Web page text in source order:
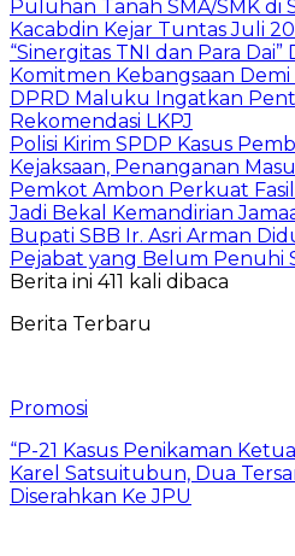
Puluhan Tanah SMA/SMK
Kacabdin Kejar Tuntas Juli
“Sinergitas TNI dan Para
Komitmen Kebangsaan Demi
DPRD Maluku Ingatkan
Rekomendasi LKPJ
Polisi Kirim SPDP Kasus
Kejaksaan, Penanganan
Pemkot Ambon Perkuat
Jadi Bekal Kemandirian
Bupati SBB Ir. Asri Arman
Pejabat yang Belum Penuhi
Berita ini 411 kali dibaca
Berita Terbaru
Promosi
“P-21 Kasus Penikaman
Karel Satsuitubun, Dua
Diserahkan Ke JPU